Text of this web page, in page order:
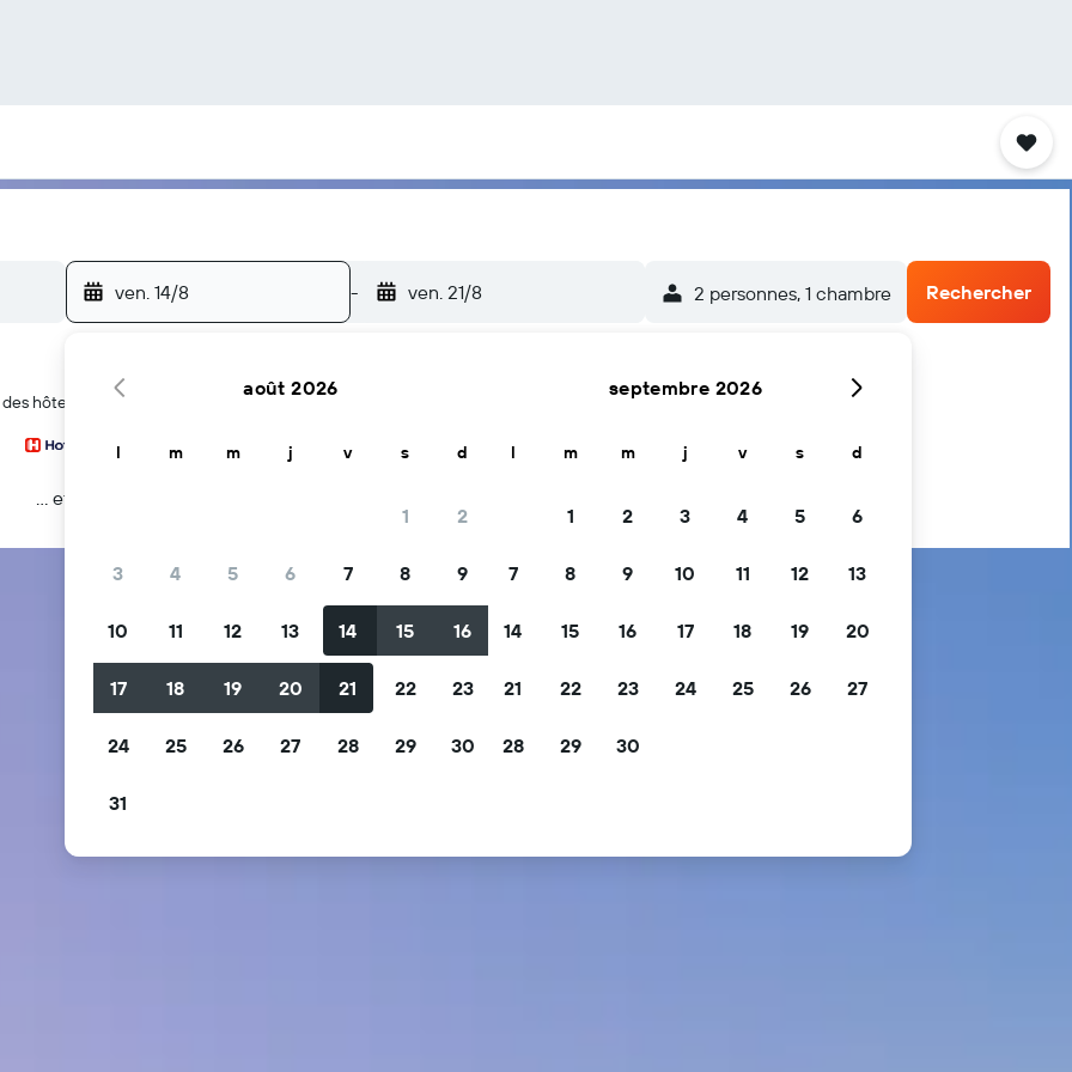
ven. 14/8 - ven. 21/8 2 personnes, 1 chambre Rechercher
hôtels à Talat Nuea
… et plus
août 2026
l m m j v s d
1 2
3 4 5 6 7 8 9
10 11 12 13 14 15 16
17 18 19 20 21 22 23
24 25 26 27 28 29 30
31
septembre 2026
l m m j v s d
1 2 3 4 5 6
7 8 9 10 11 12 13
14 15 16 17 18 19 20
21 22 23 24 25 26 27
28 29 30